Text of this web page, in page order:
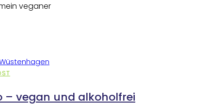
veganer
– vegan und alkoholfrei